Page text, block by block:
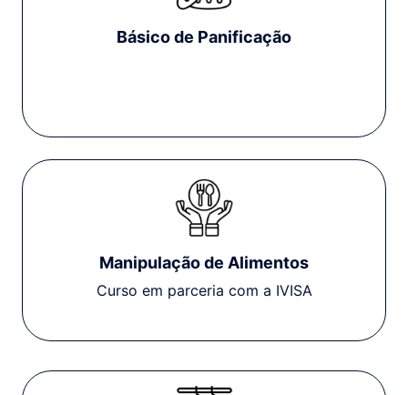
Básico de Panificação
Manipulação de Alimentos
Curso em parceria com a IVISA